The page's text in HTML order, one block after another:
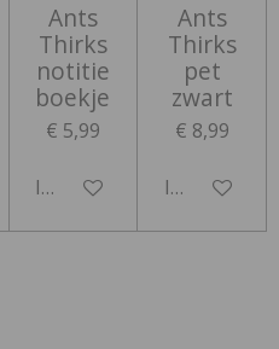
de hoogte
Ants
Thirks
notitie
boekje
€ 5,99
In winkelwagen
Ants
Thirks
pet
zwart
€ 8,99
In